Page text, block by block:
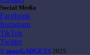
Social Media
Facebook
Instagram
TikTok
Twitter
© massGADGETS 2025